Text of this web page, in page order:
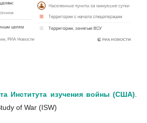
Института изучения войны (США)
of War (ISW)